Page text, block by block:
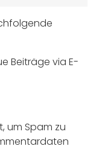
Beiträge via E-
um Spam zu